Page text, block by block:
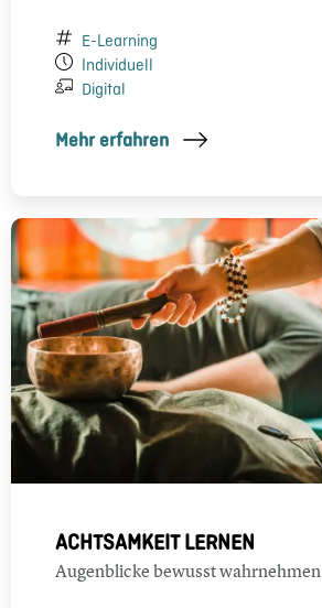
E-Learning
Individuell
Digital
Mehr erfahren
ACHTSAMKEIT LERNEN
Augenblicke bewusst wahrnehmen